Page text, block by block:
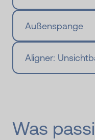
Außenspange
Aligner:
Was